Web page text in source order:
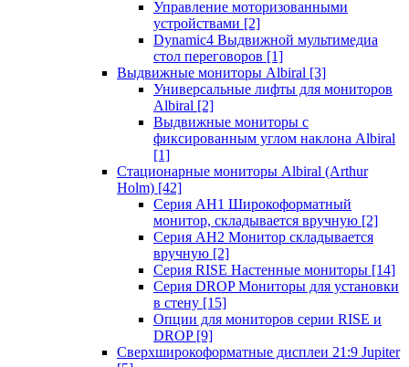
Управление моторизованными
устройствами [2]
Dynamic4 Выдвижной мультимедиа
стол переговоров [1]
Выдвижные мониторы Albiral [3]
Универсальные лифты для мониторов
Albiral [2]
Выдвижные мониторы с
фиксированным углом наклона Albiral
[1]
Стационарные мониторы Albiral (Arthur
Holm) [42]
Серия AH1 Широкоформатный
монитор, складывается вручную [2]
Серия AH2 Монитор складывается
вручную [2]
Серия RISE Настенные мониторы [14]
Серия DROP Мониторы для установки
в стену [15]
Опции для мониторов серии RISE и
DROP [9]
Сверхширокоформатные дисплеи 21:9 Jupiter